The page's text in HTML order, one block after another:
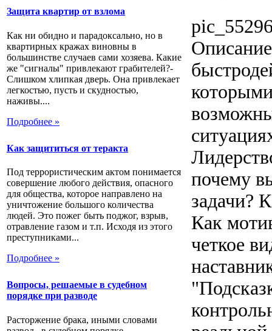
Защита квартир от взлома
Как ни обидно и парадоксально, но в
квартирных кражах виновны в
большинстве случаев сами хозяева. Какие
же "сигналы" привлекают грабителей?-
Слишком хлипкая дверь. Она привлекает
легкостью, пусть и скудностью,
наживы....
Подробнее »
Как защититься от теракта
Под террористическим актом понимается
совершение любого действия, опасного
для общества, которое направлено на
уничтожение большого количества
людей. Это пожег быть поджог, взрыв,
отравление газом и т.п. Исходя из этого
преступниками...
Подробнее »
Вопросы, решаемые в судебном
порядке при разводе
Расторжение брака, иными словами
Описание
почему
задачи?
Как
четкое